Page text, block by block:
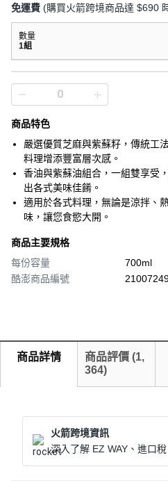
免運費 (購買火箭跨境商品達 $690
數量
1組
商品特色
嚴選優質芝麻與紫蘇籽，傳統工
料理增添豐富層次感。
香油與紫蘇油組合，一組雙享受
出各式美味佳餚。
適用於各式料理，無論是涼拌、
味，讓您食慾大開。
商品主要規格
每份容量
700ml
酷澎商品編號
商品詳情 商品評價 (1,
364)
火箭跨境資訊
深入了解 EZ WAY、進口稅